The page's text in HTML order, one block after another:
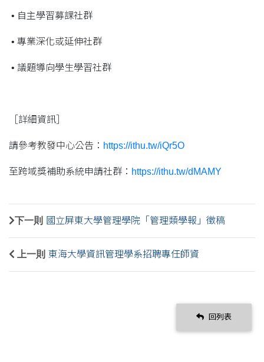
• 自主學習募課社群
• 專業深化或延伸社群
• 議題導向學生學習社群
［詳細資訊］
請參考教發中心公告： https://ithu.tw/iQr5O
至跨域獎補助系統申請社群： https://ithu.tw/dMAMY
下一則 國立屏東大學管理學院「管理類學報」徵稿
上一則 東海大學資訊管理學系招聘專任師資
回列表